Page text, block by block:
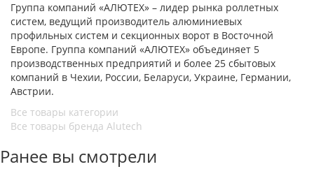
Группа компаний «АЛЮТЕХ» – лидер рынка роллетных
систем, ведущий производитель алюминиевых
профильных систем и секционных ворот в Восточной
Европе. Группа компаний «АЛЮТЕХ» объединяет 5
производственных предприятий и более 25 сбытовых
компаний в Чехии, России, Беларуси, Украине, Германии,
Австрии.
Все товары категории
Все товары бренда Alutech
Ранее вы смотрели